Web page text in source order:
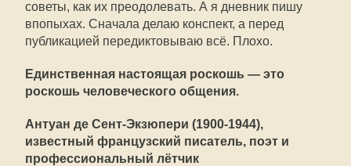
советы, как их преодолевать. А я дневник пишу
впопыхах. Сначала делаю конспект, а перед
публикацией передиктовываю всё. Плохо.
Единственная настоящая роскошь — это
роскошь человеческого общения.
Антуан де Сент-Экзюпери (1900-1944),
известный французский писатель, поэт и
профессиональный лётчик